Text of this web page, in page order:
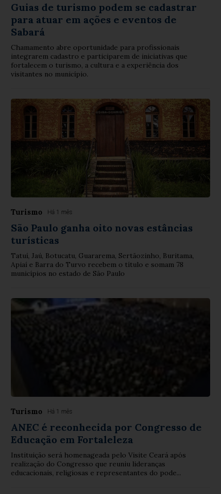
Guias de turismo podem se cadastrar
para atuar em ações e eventos de
Sabará
Chamamento abre oportunidade para profissionais
integrarem cadastro e participarem de iniciativas que
fortalecem o turismo, a cultura e a experiência dos
visitantes no município.
Turismo Há 1 mês
São Paulo ganha oito novas estâncias
turísticas
Tatuí, Jaú, Botucatu, Guararema, Sertãozinho, Buritama,
Apiaí e Barra do Turvo recebem o título e somam 78
municípios no estado de São Paulo
Turismo Há 1 mês
ANEC é reconhecida por Congresso de
Educação em Fortaleleza
Instituição será homenageada pelo Visite Ceará após
realização do Congresso que reuniu lideranças
educacionais, religiosas e representantes do pode...